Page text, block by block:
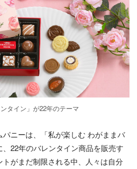
タイン」が22年のテーマ
ニーは、「私が楽しむ わがままバ
22年のバレンタイン商品を販売す
がまだ制限される中、人々は自分